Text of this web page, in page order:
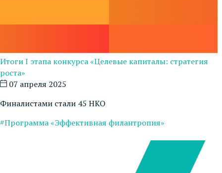
Итоги I этапа конкурса «Целевые капиталы: стратегия
роста»
07 апреля 2025
Финалистами стали 45 НКО
#Программа «Эффективная филантропия»